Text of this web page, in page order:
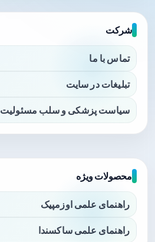
شرکت
تماس با ما
تبلیغات در سایت
سیاست پزشکی و سلب مسئولیت
محصولات ویژه
راهنمای علمی اوزمپیک
راهنمای علمی ساکسندا